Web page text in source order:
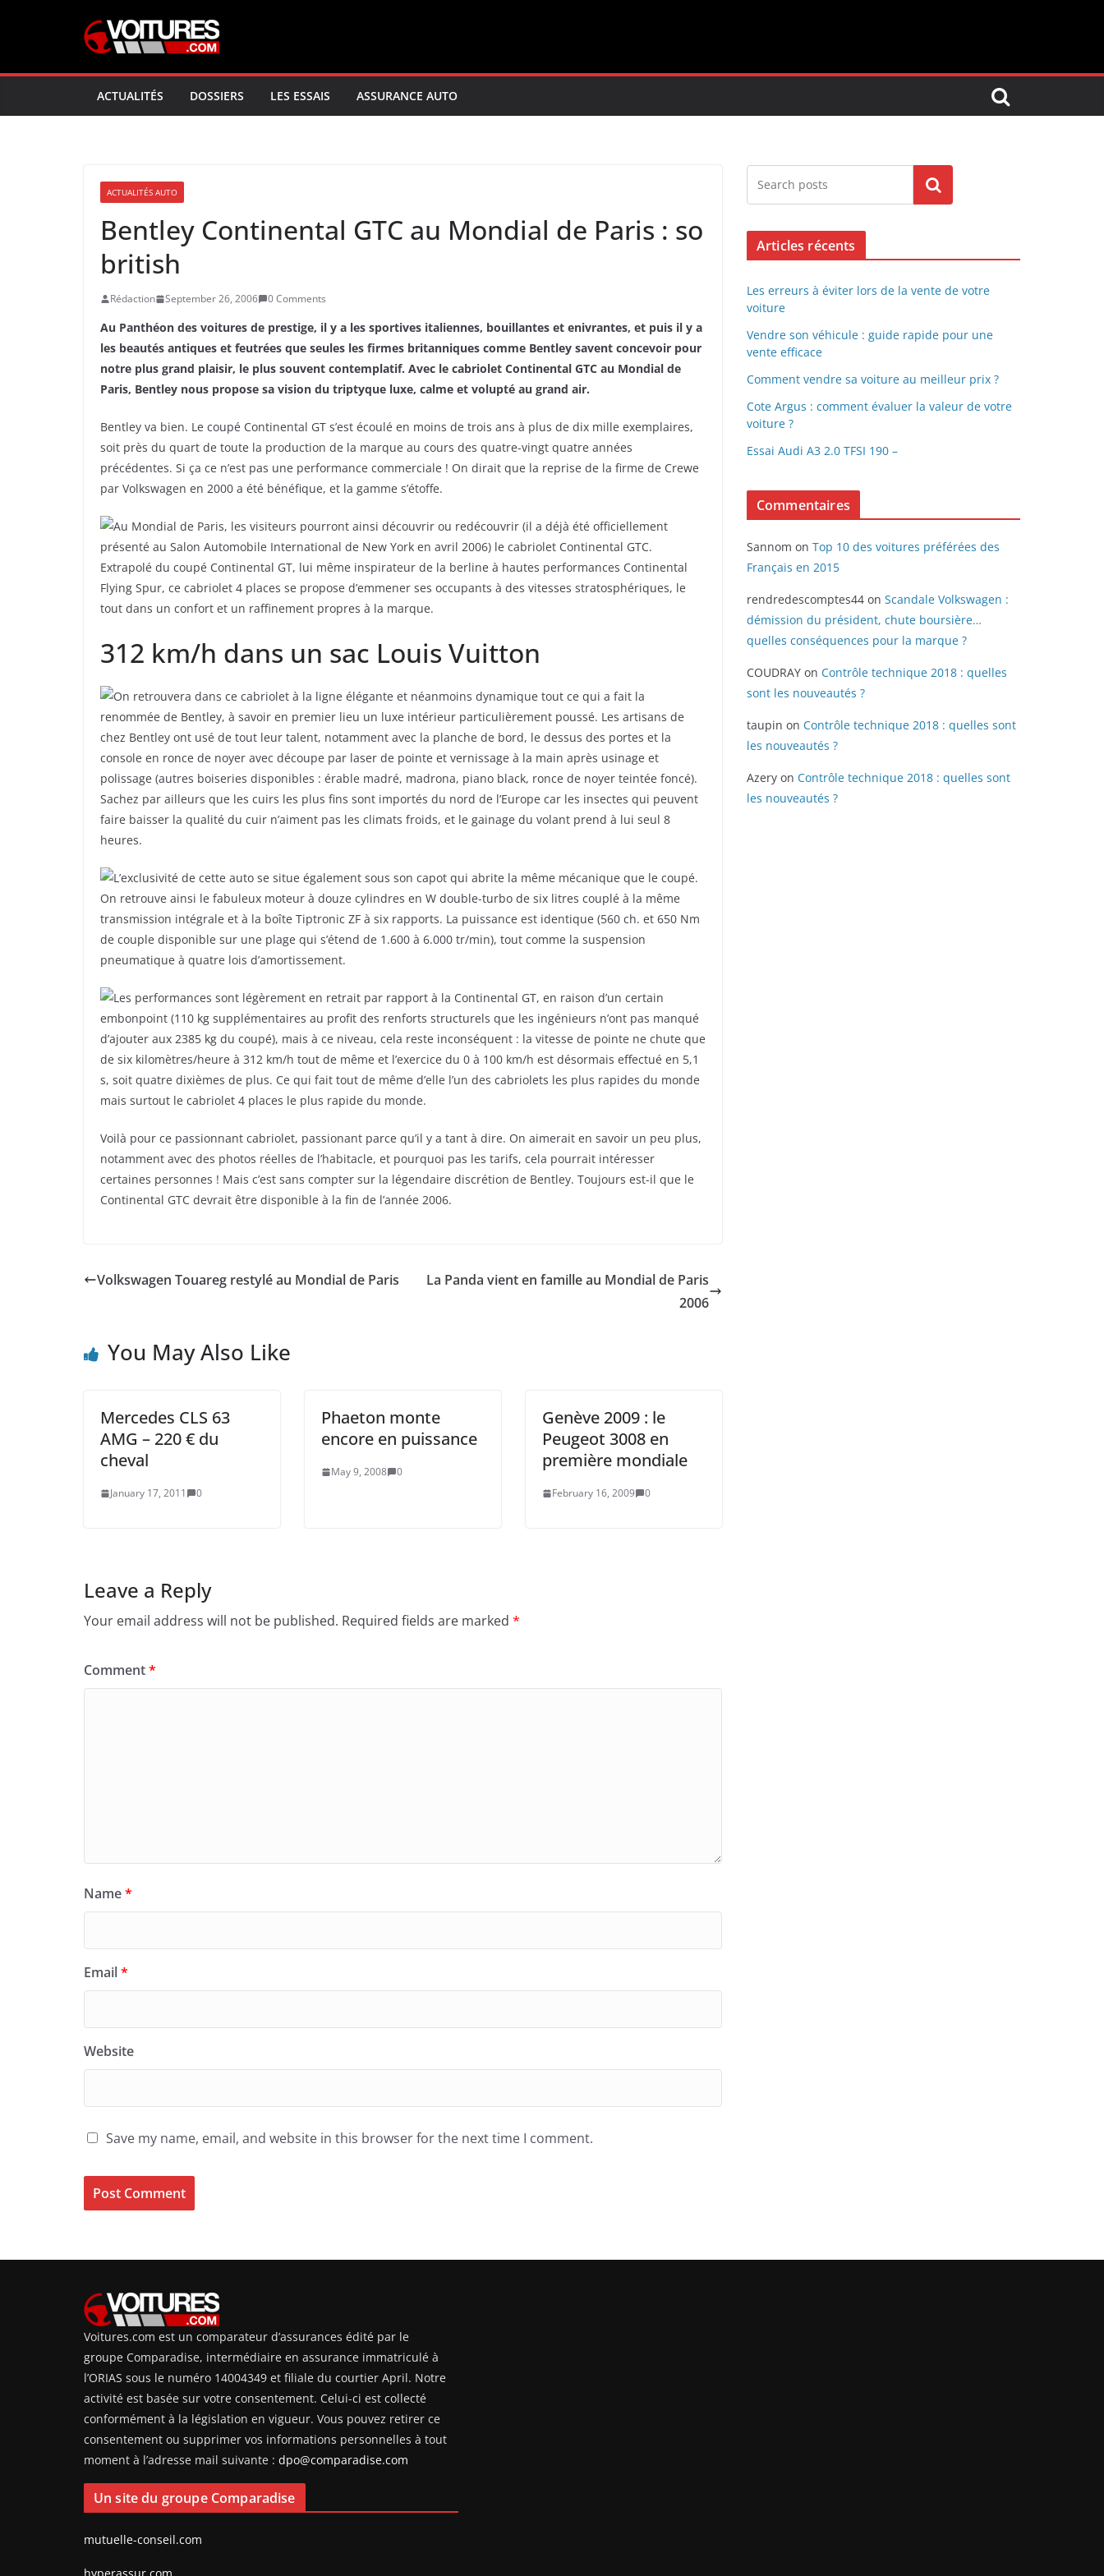
ACTUALITÉS DOSSIERS LES ESSAIS ASSURANCE AUTO
ACTUALITÉS AUTO
Bentley Continental GTC au Mondial de Paris : so
british
Rédaction September 26, 2006 0 Comments
Au Panthéon des voitures de prestige, il y a les sportives italiennes, bouillantes et enivrantes, et puis il y a
les beautés antiques et feutrées que seules les firmes britanniques comme Bentley savent concevoir pour
notre plus grand plaisir, le plus souvent contemplatif. Avec le cabriolet Continental GTC au Mondial de
Paris, Bentley nous propose sa vision du triptyque luxe, calme et volupté au grand air.
Bentley va bien. Le coupé Continental GT s’est écoulé en moins de trois ans à plus de dix mille exemplaires,
soit près du quart de toute la production de la marque au cours des quatre-vingt quatre années
précédentes. Si ça ce n’est pas une performance commerciale ! On dirait que la reprise de la firme de Crewe
par Volkswagen en 2000 a été bénéfique, et la gamme s’étoffe.
Au Mondial de Paris, les visiteurs pourront ainsi découvrir ou redécouvrir (il a déjà été officiellement
présenté au Salon Automobile International de New York en avril 2006) le cabriolet Continental GTC.
Extrapolé du coupé Continental GT, lui même inspirateur de la berline à hautes performances Continental
Flying Spur, ce cabriolet 4 places se propose d’emmener ses occupants à des vitesses stratosphériques, le
tout dans un confort et un raffinement propres à la marque.
312 km/h dans un sac Louis Vuitton
On retrouvera dans ce cabriolet à la ligne élégante et néanmoins dynamique tout ce qui a fait la
renommée de Bentley, à savoir en premier lieu un luxe intérieur particulièrement poussé. Les artisans de
chez Bentley ont usé de tout leur talent, notamment avec la planche de bord, le dessus des portes et la
console en ronce de noyer avec découpe par laser de pointe et vernissage à la main après usinage et
polissage (autres boiseries disponibles : érable madré, madrona, piano black, ronce de noyer teintée foncé).
Sachez par ailleurs que les cuirs les plus fins sont importés du nord de l’Europe car les insectes qui peuvent
faire baisser la qualité du cuir n’aiment pas les climats froids, et le gainage du volant prend à lui seul 8
heures.
L’exclusivité de cette auto se situe également sous son capot qui abrite la même mécanique que le coupé.
On retrouve ainsi le fabuleux moteur à douze cylindres en W double-turbo de six litres couplé à la même
transmission intégrale et à la boîte Tiptronic ZF à six rapports. La puissance est identique (560 ch. et 650 Nm
de couple disponible sur une plage qui s’étend de 1.600 à 6.000 tr/min), tout comme la suspension
pneumatique à quatre lois d’amortissement.
Les performances sont légèrement en retrait par rapport à la Continental GT, en raison d’un certain
embonpoint (110 kg supplémentaires au profit des renforts structurels que les ingénieurs n’ont pas manqué
d’ajouter aux 2385 kg du coupé), mais à ce niveau, cela reste inconséquent : la vitesse de pointe ne chute que
de six kilomètres/heure à 312 km/h tout de même et l’exercice du 0 à 100 km/h est désormais effectué en 5,1
s, soit quatre dixièmes de plus. Ce qui fait tout de même d’elle l’un des cabriolets les plus rapides du monde
mais surtout le cabriolet 4 places le plus rapide du monde.
Voilà pour ce passionnant cabriolet, passionant parce qu’il y a tant à dire. On aimerait en savoir un peu plus,
notamment avec des photos réelles de l’habitacle, et pourquoi pas les tarifs, cela pourrait intéresser
certaines personnes ! Mais c’est sans compter sur la légendaire discrétion de Bentley. Toujours est-il que le
Continental GTC devrait être disponible à la fin de l’année 2006.
Volkswagen Touareg restylé au Mondial de Paris
La Panda vient en famille au Mondial de Paris
2006
You May Also Like
Mercedes CLS 63
AMG – 220 € du
cheval
January 17, 2011 0
Phaeton monte
encore en puissance
May 9, 2008 0
Genève 2009 : le
Peugeot 3008 en
première mondiale
February 16, 2009 0
Leave a Reply
Your email address will not be published. Required fields are marked *
Comment*
Name*
Email*
Website
Save my name, email, and website in this browser for the next time I comment.
Search
Articles récents
Les erreurs à éviter lors de la vente de votre
voiture
Vendre son véhicule : guide rapide pour une
vente efficace
Comment vendre sa voiture au meilleur prix ?
Cote Argus : comment évaluer la valeur de votre
voiture ?
Essai Audi A3 2.0 TFSI 190 –
Commentaires
Sannom on Top 10 des voitures préférées des
Français en 2015
rendredescomptes44 on Scandale Volkswagen :
démission du président, chute boursière…
quelles conséquences pour la marque ?
COUDRAY on Contrôle technique 2018 : quelles
sont les nouveautés ?
taupin on Contrôle technique 2018 : quelles sont
les nouveautés ?
Azery on Contrôle technique 2018 : quelles sont
les nouveautés ?
Voitures.com est un comparateur d’assurances édité par le
groupe Comparadise, intermédiaire en assurance immatriculé à
l’ORIAS sous le numéro 14004349 et filiale du courtier April. Notre
activité est basée sur votre consentement. Celui-ci est collecté
conformément à la législation en vigueur. Vous pouvez retirer ce
consentement ou supprimer vos informations personnelles à tout
moment à l’adresse mail suivante : dpo@comparadise.com
Un site du groupe Comparadise
mutuelle-conseil.com